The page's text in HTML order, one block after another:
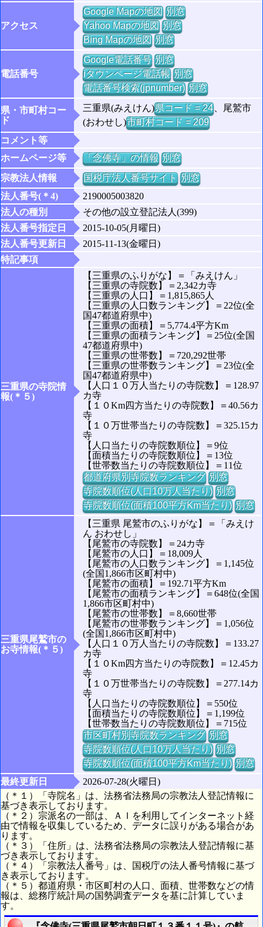
アクセス
Google Mapの地図 別窓
Yahoo Mapの地図 別窓
Bing Mapの地図 別窓
電話番号
Google電話番号 別窓
iタウンページ電話帳 別窓
電話番号検索(jpnumber) 別窓
県・市町村コー
ド
三重県(みえけん)県コード = 24、尾鷲市
(おわせし)市町村コード = 209
コメント等
ホームページ等
「念佛寺」の情報 別窓
宗教法人情報
国税庁法人番号サイト 別窓
法人番号(＊4)
2190005003820
法人の種別
その他の設立登記法人(399)
法人番号指定日
2015-10-05(月曜日)
法人番号更新日
2015-11-13(金曜日)
特記事項
三重県の寺院情
報(＊５)
【三重県のふりがな】＝「みえけん」
【三重県の寺院数】＝2,342カ寺
【三重県の人口】＝1,815,865人
【三重県の人口数ランキング】＝22位(全
国47都道府県中)
【三重県の面積】＝5,774.4平方Km
【三重県の面積ランキング】＝25位(全国
47都道府県中)
【三重県の世帯数】＝720,292世帯
【三重県の世帯数ランキング】＝23位(全
国47都道府県中)
【人口１０万人当たりの寺院数】＝128.97
カ寺
【１０Km四方当たりの寺院数】＝40.56カ
寺
【１０万世帯当たりの寺院数】＝325.15カ
寺
【人口当たりの寺院数順位】＝9位
【面積当たりの寺院数順位】＝13位
【世帯数当たりの寺院数順位】＝11位
都道府県別寺院数ランキング 別窓
寺院数順位(人口10万人当たり) 別窓
寺院数順位(面積100平方Km当たり) 別窓
三重県尾鷲市の
お寺情報(＊５)
【三重県 尾鷲市のふりがな】＝「みえけ
ん おわせし」
【尾鷲市の寺院数】＝24カ寺
【尾鷲市の人口】＝18,009人
【尾鷲市の人口数ランキング】＝1,145位
(全国1,866市区町村中)
【尾鷲市の面積】＝192.71平方Km
【尾鷲市の面積ランキング】＝648位(全国
1,866市区町村中)
【尾鷲市の世帯数】＝8,660世帯
【尾鷲市の世帯数ランキング】＝1,056位
(全国1,866市区町村中)
【人口１０万人当たりの寺院数】＝133.27
カ寺
【１０Km四方当たりの寺院数】＝12.45カ
寺
【１０万世帯当たりの寺院数】＝277.14カ
寺
【人口当たりの寺院数順位】＝550位
【面積当たりの寺院数順位】＝1,199位
【世帯数当たりの寺院数順位】＝715位
市区町村別寺院数ランキング 別窓
寺院数順位(人口10万人当たり) 別窓
寺院数順位(面積100平方Km当たり) 別窓
最終更新日
2026-07-28(火曜日)
（＊１）「寺院名」は、法務省法務局の宗教法人登記情報に
基づき表示しております。
（＊２）宗派名の一部は、ＡＩを利用してインターネット経
由で情報を収集しているため、データに誤りがある場合があ
ります。
（＊３）「住所」は、法務省法務局の宗教法人登記情報に基
づき表示しております。
（＊４）「宗教法人番号」は、国税庁の法人番号情報に基づ
き表示しております。
（＊５）都道府県・市区町村の人口、面積、世帯数などの情
報は、総務庁統計局の国勢調査データを基に計算していま
す。